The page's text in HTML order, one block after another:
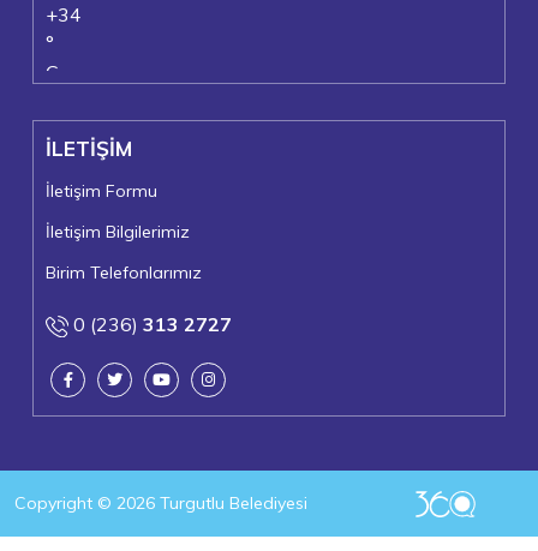
+34
°
C
+21°
Turgutlu
Cuma, 07
İLETİŞİM
İletişim Formu
İletişim Bilgilerimiz
Birim Telefonlarımız
0 (236) 313 2727
Copyright © 2026 Turgutlu Belediyesi